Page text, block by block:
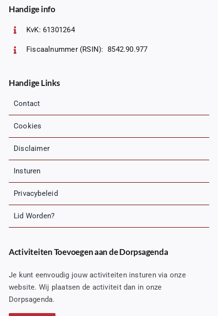
Handige info
KvK: 61301264
Fiscaalnummer (RSIN): 8542.90.977
Handige Links
Contact
Cookies
Disclaimer
Insturen
Privacybeleid
Lid Worden?
Activiteiten Toevoegen aan de Dorpsagenda
Je kunt eenvoudig jouw activiteiten insturen via onze
website. Wij plaatsen de activiteit dan in onze
Dorpsagenda.